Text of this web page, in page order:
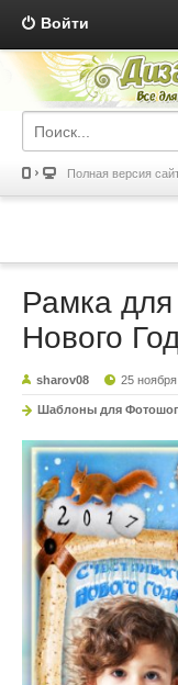
Войти
Полная версия
Рамка
Нового
sharov08 25
Шаблоны для